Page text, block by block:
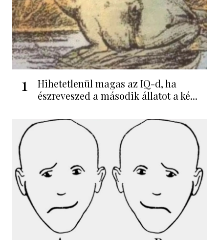
1
Hihetetlenül magas az IQ-d, ha
észreveszed a második állatot a ké...